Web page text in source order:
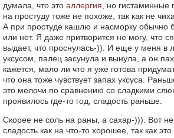
думала, что это аллергия , но гистаминные
на простуду тоже не похоже, так как не
А при простуде кашлю и насморку обычно
или нет. Я даже притворится не могу, что
выдает, что проснулась-)). И еще у меня в
уксусом, палец засунула и вынула, а он
кажется, мало ли что я уже готова
что она тоже чувствует запах уксуса.
это мелочи по сравнению со сладкими
проявилось где-то год, сладость раньше.
Скорее не соль на раны, а сахар-))). Вот не
сладость как на что-то хорошее, так как